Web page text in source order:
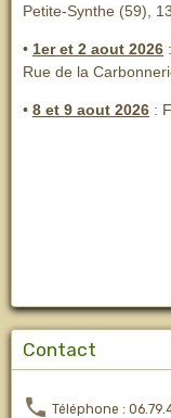
Petite-Synthe (59),
• 1er et 2 aout 2026 :
Rue de la
• 8 et 9 aout 2026 :
Contact
Téléphone :